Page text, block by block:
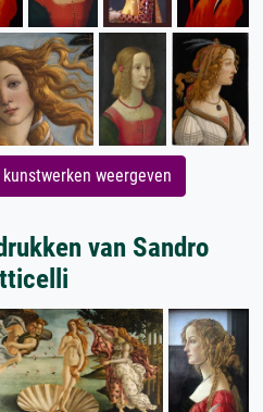
weergeven
van Sandro